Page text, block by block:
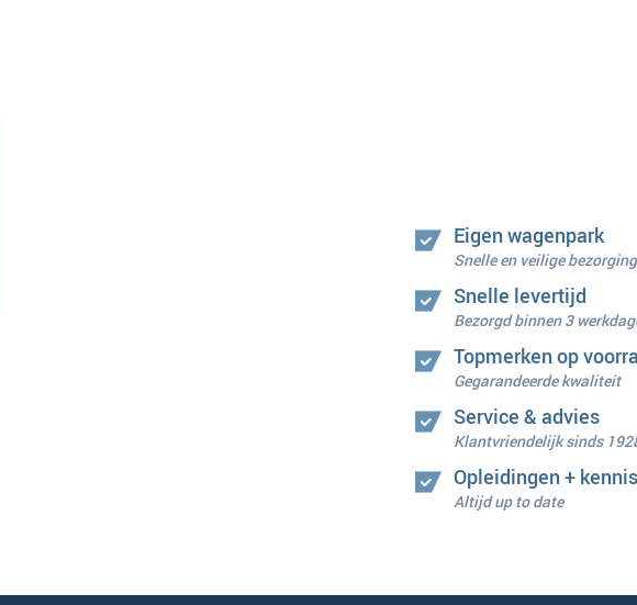
Eigen wagenpark
Snelle en veilige bezorging
Snelle levertijd
Bezorgd binnen 3
Topmerken op
Gegarandeerde kwaliteit
Service & advies
Klantvriendelijk sinds
Opleidingen + kennis
Altijd up to date